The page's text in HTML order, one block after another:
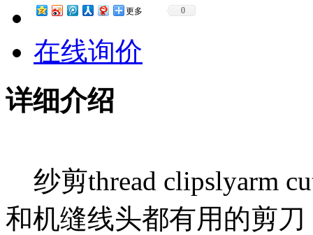
更多 0
在线询价
详细介绍
纱剪thread clipslyarm
和机缝线头都有用的剪